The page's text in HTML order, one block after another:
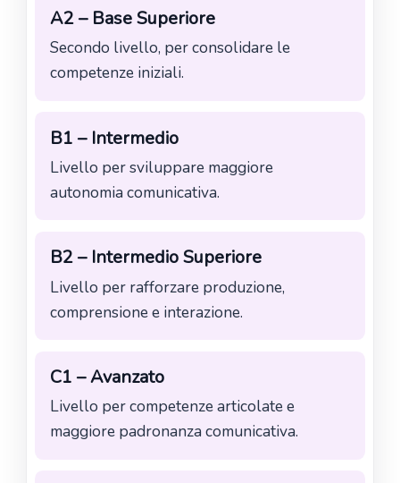
A2 – Base Superiore
Secondo livello, per consolidare le
competenze iniziali.
B1 – Intermedio
Livello per sviluppare maggiore
autonomia comunicativa.
B2 – Intermedio Superiore
Livello per rafforzare produzione,
comprensione e interazione.
C1 – Avanzato
Livello per competenze articolate e
maggiore padronanza comunicativa.